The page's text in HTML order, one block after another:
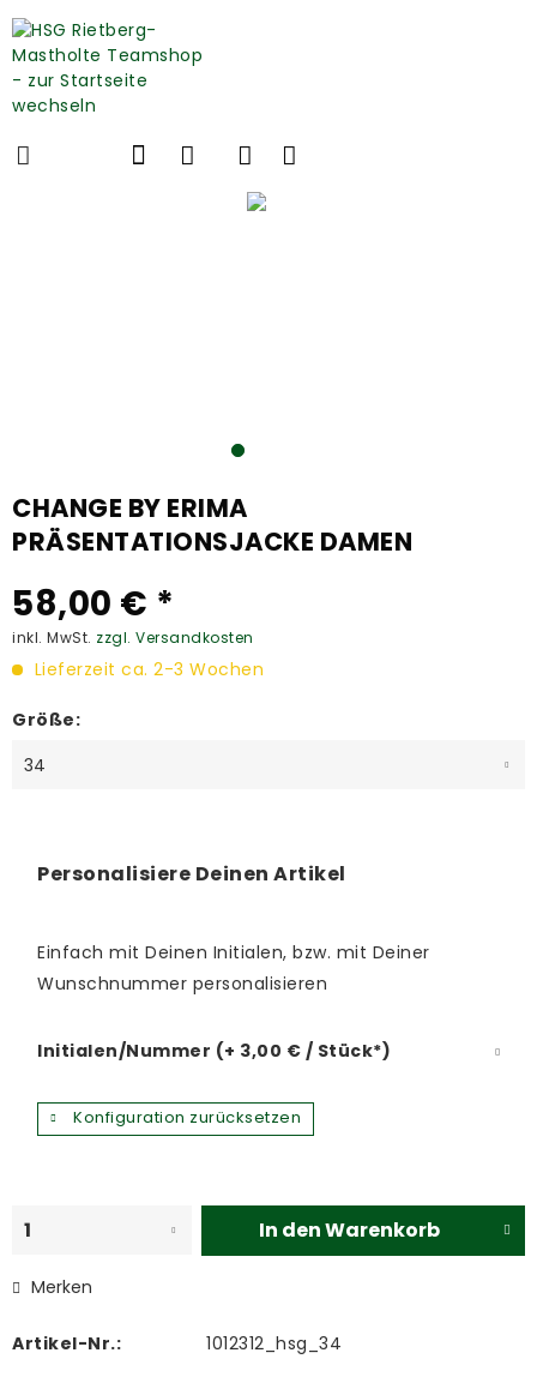
CHANGE BY ERIMA
PRÄSENTATIONSJACKE DAMEN
58,00 € *
inkl. MwSt. zzgl. Versandkosten
Lieferzeit ca. 2-3 Wochen
Größe:
Personalisiere Deinen Artikel
Einfach mit Deinen Initialen, bzw. mit Deiner
Wunschnummer personalisieren
Initialen/Nummer (+ 3,00 € / Stück*)
Konfiguration zurücksetzen
In denWarenkorb
Merken
Artikel-Nr.: 1012312_hsg_34